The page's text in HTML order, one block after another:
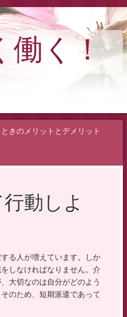
働く！
きのメリットとデメリット
動しよ
る人が増えています。しか
しなければなりません。介
大切なのは自分がどのよう
のため、短期派遣であって